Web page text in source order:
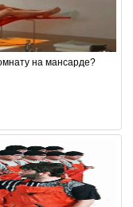
на мансарде?